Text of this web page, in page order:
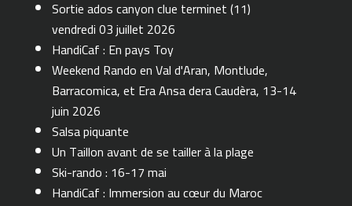
Sortie ados canyon clue terminet (11)
vendredi 03 juillet 2026
HandiCaf : En pays Toy
Weekend Rando en Val d'Aran, Montlude,
Barracomica, et Era Ansa dera Caudèra, 13-14
juin 2026
Salsa piquante
Un Taillon avant de se tailler à la plage
Ski-rando : 16-17 mai
HandiCaf : Immersion au cœur du Maroc